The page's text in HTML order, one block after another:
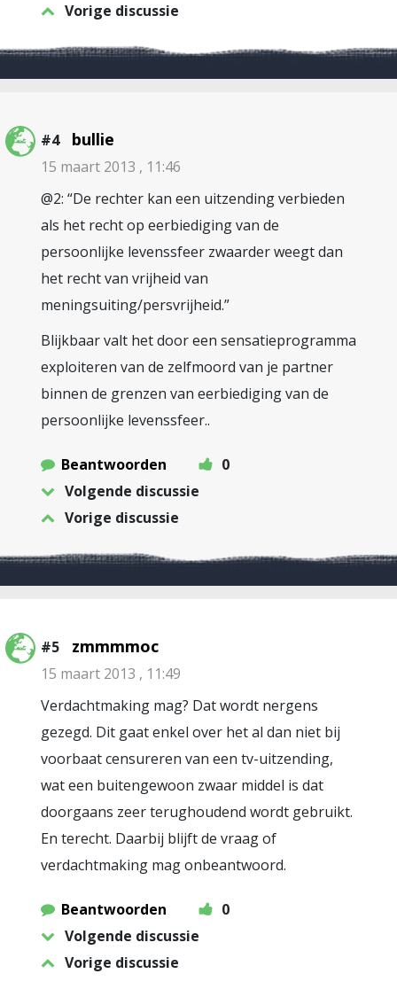
Vorige discussie
#4 bullie
15 maart 2013 , 11:46
@2: “De rechter kan een uitzending verbieden
als het recht op eerbiediging van de
persoonlijke levenssfeer zwaarder weegt dan
het recht van vrijheid van
meningsuiting/persvrijheid.”
Blijkbaar valt het door een sensatieprogramma
exploiteren van de zelfmoord van je partner
binnen de grenzen van eerbiediging van de
persoonlijke levenssfeer..
Beantwoorden
0
Volgende discussie
Vorige discussie
#5 zmmmmoc
15 maart 2013 , 11:49
Verdachtmaking mag? Dat wordt nergens
gezegd. Dit gaat enkel over het al dan niet bij
voorbaat censureren van een tv-uitzending,
wat een buitengewoon zwaar middel is dat
doorgaans zeer terughoudend wordt gebruikt.
En terecht. Daarbij blijft de vraag of
verdachtmaking mag onbeantwoord.
Beantwoorden
0
Volgende discussie
Vorige discussie